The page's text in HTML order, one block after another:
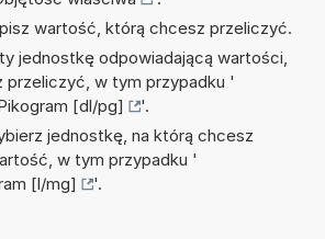
wartość, którą chcesz przeliczyć.
jednostkę odpowiadającą wartości,
przeliczyć, w tym przypadku '
[dl/pg]
'.
jednostkę, na którą chcesz
w tym przypadku '
[l/mg]
'.